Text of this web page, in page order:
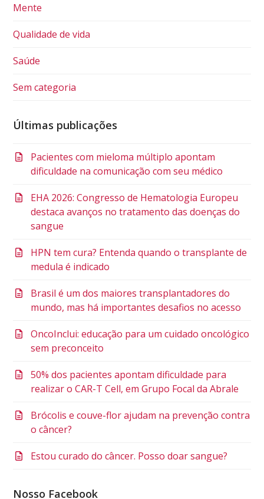
Mente
Qualidade de vida
Saúde
Sem categoria
Últimas publicações
Pacientes com mieloma múltiplo apontam
dificuldade na comunicação com seu médico
EHA 2026: Congresso de Hematologia Europeu
destaca avanços no tratamento das doenças do
sangue
HPN tem cura? Entenda quando o transplante de
medula é indicado
Brasil é um dos maiores transplantadores do
mundo, mas há importantes desafios no acesso
OncoInclui: educação para um cuidado oncológico
sem preconceito
50% dos pacientes apontam dificuldade para
realizar o CAR-T Cell, em Grupo Focal da Abrale
Brócolis e couve-flor ajudam na prevenção contra
o câncer?
Estou curado do câncer. Posso doar sangue?
Nosso Facebook